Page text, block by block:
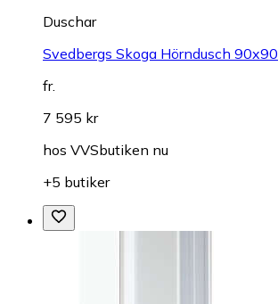
Duschar
Svedbergs Skoga Hörndusch 90x90
fr.
7 595 kr
hos VVSbutiken nu
+5 butiker